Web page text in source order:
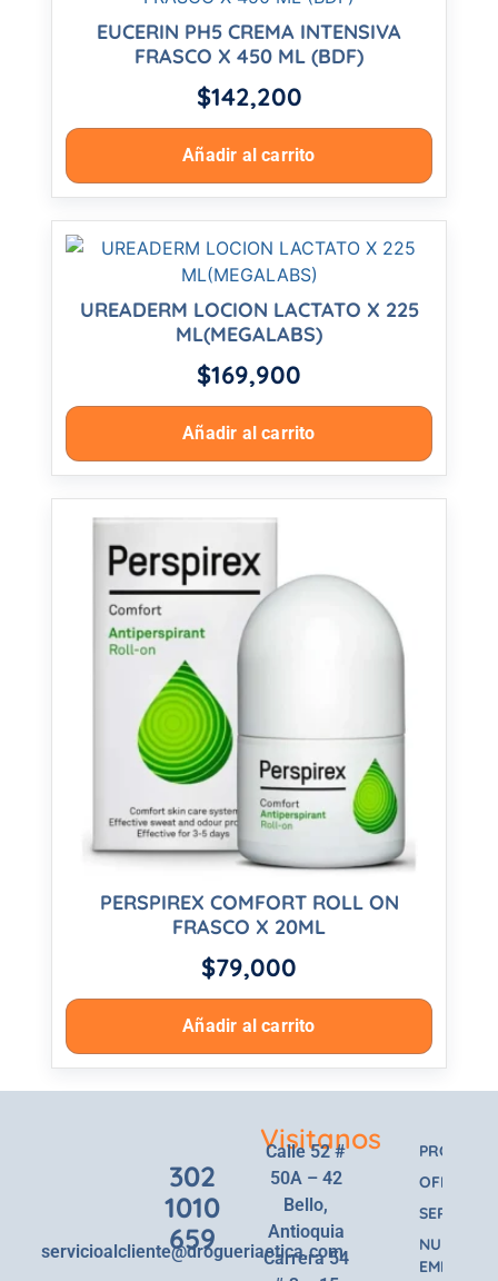
EUCERIN PH5 CREMA INTENSIVA
FRASCO X 450 ML (BDF)
$142,200
Añadir al carrito
UREADERM LOCION LACTATO X 225
ML(MEGALABS)
$169,900
Añadir al carrito
PERSPIREX COMFORT ROLL ON
FRASCO X 20ML
$79,000
Añadir al carrito
302
1010
659
servicioalcliente@drogueriaetica.com
Visitanos
Calle 52 #
50A – 42
Bello,
Antioquia
Carrera 54
OFERTAS
SERVICIOS
NUESTRA
EMPRESA